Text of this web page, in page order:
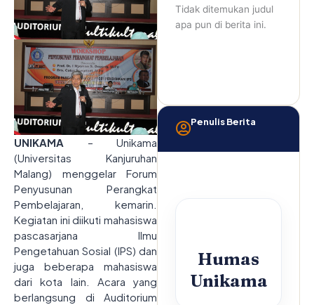
UNIKAMA – Unikama
(Universitas Kanjuruhan
Malang) menggelar Forum
Penyusunan Perangkat
Pembelajaran, kemarin.
Kegiatan ini diikuti mahasiswa
pascasarjana Ilmu
Pengetahuan Sosial (IPS) dan
juga beberapa mahasiswa
dari kota lain. Acara yang
berlangsung di Auditorium
Tidak ditemukan judul
apa pun di berita ini.
Penulis Berita
Humas
Unikama